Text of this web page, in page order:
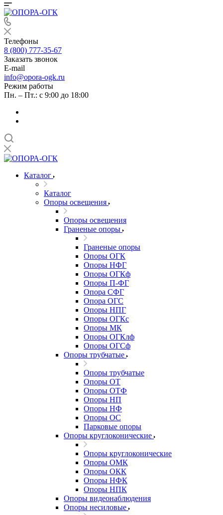
Телефоны
8 (800) 777-35-67
Заказать звонок
E-mail
info@opora-ogk.ru
Режим работы
Пн. – Пт.: с 9:00 до 18:00
Каталог
Каталог
Опоры освещения
Опоры освещения
Граненые опоры
Граненые опоры
Опоры ОГК
Опоры НФГ
Опоры ОГКф
Опоры П-ФГ
Опора СФГ
Опора ОГС
Опоры НПГ
Опоры ОГКс
Опоры МК
Опоры ОГКлф
Опоры ОГСф
Опоры трубчатые
Опоры трубчатые
Опоры ОТ
Опоры ОТФ
Опоры НП
Опоры НФ
Опоры ОС
Парковые опоры
Опоры круглоконические
Опоры круглоконические
Опоры ОМК
Опоры ОКК
Опоры НФК
Опоры НПК
Опоры видеонаблюдения
Опоры несиловые